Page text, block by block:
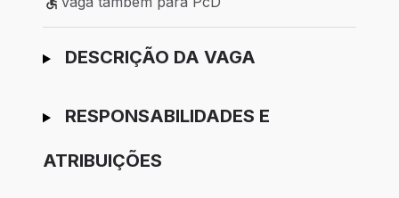
Vaga também para PcD
Ir para candidatura
DESCRIÇÃO DA VAGA
RESPONSABILIDADES E
ATRIBUIÇÕES